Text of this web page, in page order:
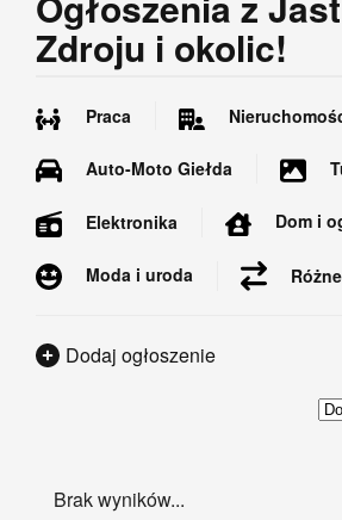
Zdroju i okolic!
Praca
Auto-Moto Giełda
Elektronika Dom i
Moda i uroda Różne
Dodaj ogłoszenie
Brak wyników...